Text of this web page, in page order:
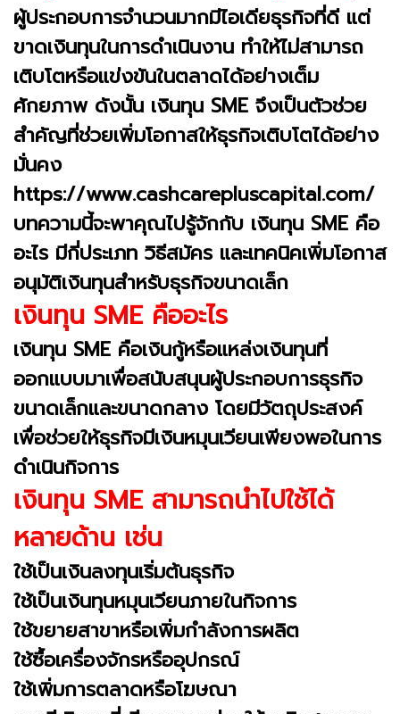
ผู้ประกอบการจำนวนมากมีไอเดียธุรกิจที่ดี แต่
ขาดเงินทุนในการดำเนินงาน ทำให้ไม่สามารถ
เติบโตหรือแข่งขันในตลาดได้อย่างเต็ม
ศักยภาพ ดังนั้น เงินทุน SME จึงเป็นตัวช่วย
สำคัญที่ช่วยเพิ่มโอกาสให้ธุรกิจเติบโตได้อย่าง
มั่นคง
https://www.cashcarepluscapital.com/
บทความนี้จะพาคุณไปรู้จักกับ เงินทุน SME คือ
อะไร มีกี่ประเภท วิธีสมัคร และเทคนิคเพิ่มโอกาส
อนุมัติเงินทุนสำหรับธุรกิจขนาดเล็ก
เงินทุน SME คืออะไร
เงินทุน SME คือเงินกู้หรือแหล่งเงินทุนที่
ออกแบบมาเพื่อสนับสนุนผู้ประกอบการธุรกิจ
ขนาดเล็กและขนาดกลาง โดยมีวัตถุประสงค์
เพื่อช่วยให้ธุรกิจมีเงินหมุนเวียนเพียงพอในการ
ดำเนินกิจการ
เงินทุน SME สามารถนำไปใช้ได้
หลายด้าน เช่น
ใช้เป็นเงินลงทุนเริ่มต้นธุรกิจ
ใช้เป็นเงินทุนหมุนเวียนภายในกิจการ
ใช้ขยายสาขาหรือเพิ่มกำลังการผลิต
ใช้ซื้อเครื่องจักรหรืออุปกรณ์
ใช้เพิ่มการตลาดหรือโฆษณา